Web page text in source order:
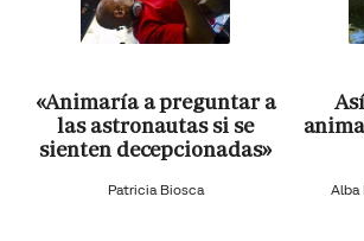
«Animaría a preguntar a
las astronautas si se
sienten decepcionadas»
Patricia Biosca Alba